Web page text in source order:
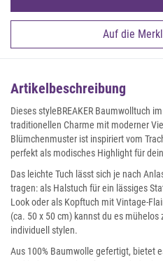
Auf die
Artikelbeschreibung
Dieses styleBREAKER Baumwolltuch
traditionellen Charme mit moderner
Blümchenmuster ist inspiriert vom
perfekt als modisches Highlight für
Das leichte Tuch lässt sich je nach
tragen: als Halstuch für ein lässiges
Look oder als Kopftuch mit Vintage-
(ca. 50 x 50 cm) kannst du es
individuell stylen.
Aus 100% Baumwolle gefertigt, bietet